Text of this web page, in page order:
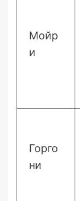
Мойр
и
Горго
ни